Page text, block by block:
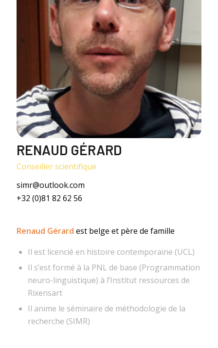
RENAUD GÉRARD
Conseiller scientifique
simr@outlook.com
+32 (0)81 82 62 56
Renaud Gérard est belge et père de famille
Il est licencié en histoire contemporaine (UCL)
Il s’est formé à la PNL de base (Programmation
neuro-linguistique) à l’Institut ressources de
Rixensart
Il anime le séminaire de méthodologie de la
recherche (SIMR)